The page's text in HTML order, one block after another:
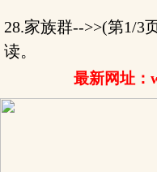
28.家族群-->>(第1/3
读。
最新网址：